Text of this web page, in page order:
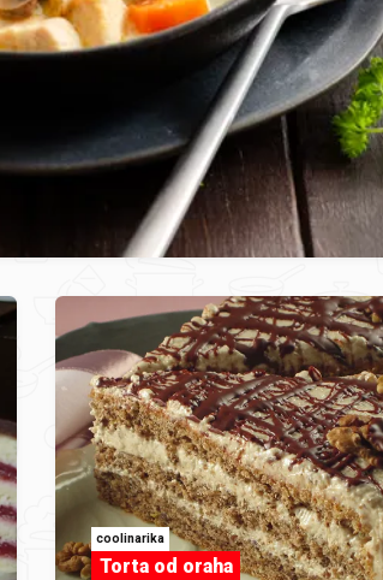
coolinarika
Torta od oraha